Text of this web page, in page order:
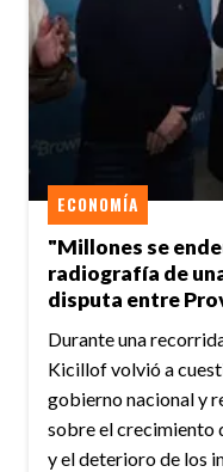
"Millones se
radiografía de
disputa entre
ECONOMÍA
Durante una
Kicillof volvió a
gobierno nacional y
sobre el crecimiento
y el deterioro de los